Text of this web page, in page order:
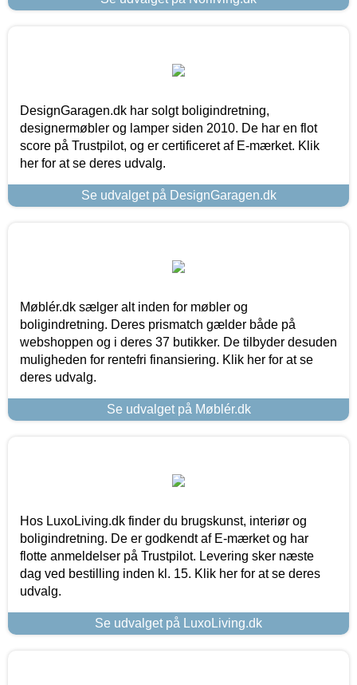
DesignGaragen.dk har solgt boligindretning,
designermøbler og lamper siden 2010. De har en flot
score på Trustpilot, og er certificeret af E-mærket. Klik
her for at se deres udvalg.
Se udvalget på DesignGaragen.dk
Møblér.dk sælger alt inden for møbler og
boligindretning. Deres prismatch gælder både på
webshoppen og i deres 37 butikker. De tilbyder desuden
muligheden for rentefri finansiering. Klik her for at se
deres udvalg.
Se udvalget på Møblér.dk
Hos LuxoLiving.dk finder du brugskunst, interiør og
boligindretning. De er godkendt af E-mærket og har
flotte anmeldelser på Trustpilot. Levering sker næste
dag ved bestilling inden kl. 15. Klik her for at se deres
udvalg.
Se udvalget på LuxoLiving.dk